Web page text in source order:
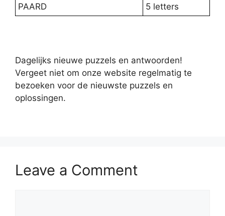
PAARD
5 letters
Dagelijks nieuwe puzzels en antwoorden!
Vergeet niet om onze website regelmatig te
bezoeken voor de nieuwste puzzels en
oplossingen.
Leave a Comment